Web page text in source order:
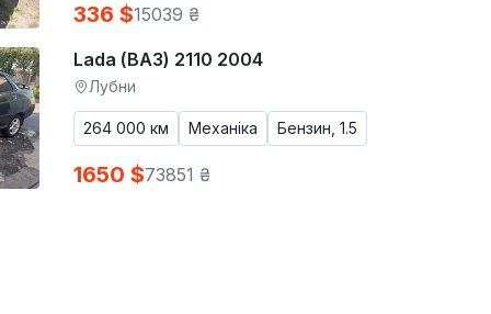
336 $15039 ₴
Lada (ВАЗ) 2110 2004
Лубни
264 000 км Механіка Бензин, 1.5
1650 $73851 ₴